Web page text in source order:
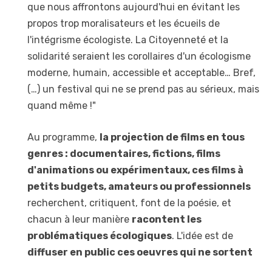
que nous affrontons aujourd'hui en évitant les
propos trop moralisateurs et les écueils de
l'intégrisme écologiste. La Citoyenneté et la
solidarité seraient les corollaires d'un écologisme
moderne, humain, accessible et acceptable… Bref,
(…) un festival qui ne se prend pas au sérieux, mais
quand même !"
Au programme, la projection de films en tous
genres : documentaires, fictions, films
d'animations ou expérimentaux, ces films à
petits budgets, amateurs ou professionnels
recherchent, critiquent, font de la poésie, et
chacun à leur manière racontent les
problématiques écologiques. L'idée est de
diffuser en public ces oeuvres qui ne sortent